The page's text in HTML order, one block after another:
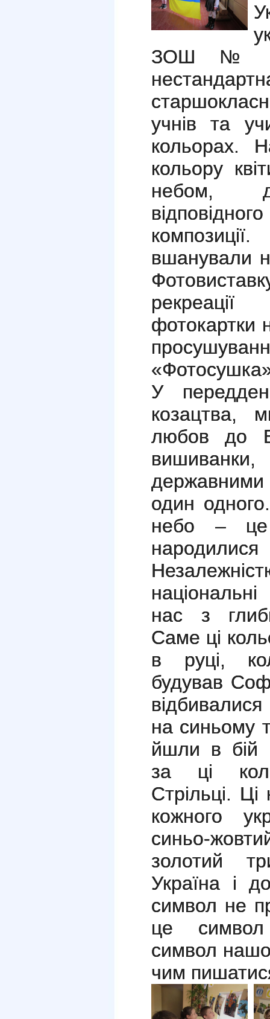
ЗОШ № 5
учнів та
кольорах.
кольору
небом,
вшанували
фотокартки
У
козацтва,
любов до
один
небо – це
нас з
Саме ці
в руці,
будував
на синьому
йшли в бій
за ці
Стрільці.
кожного
синьо-
золотий
Україна і
символ не
це символ
символ
чим